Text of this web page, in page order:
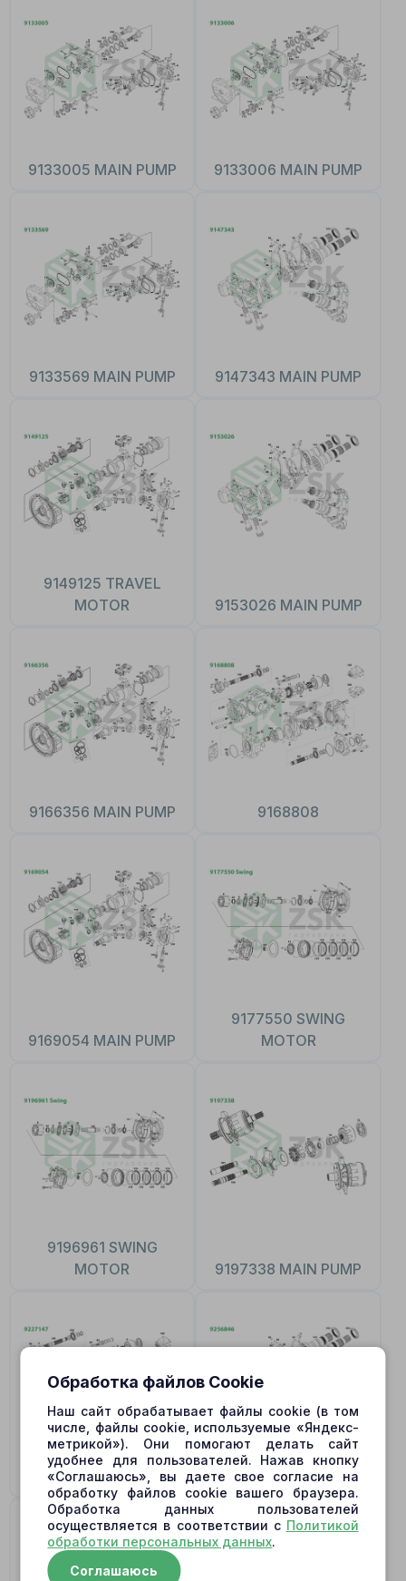
9133005 MAIN PUMP 9133006 MAIN PUMP
9133569 MAIN PUMP 9147343 MAIN PUMP
9149125 TRAVEL
MOTOR
9153026 MAIN PUMP
9166356 MAIN PUMP 9168808
9169054 MAIN PUMP
9177550 SWING
MOTOR
9196961 SWING
MOTOR
9197338 MAIN PUMP
9227147 9256846 MAIN PUMP
Обработка файлов Cookie
Наш сайт обрабатывает файлы cookie (в том
числе, файлы cookie, используемые «Яндекс-
метрикой»). Они помогают делать сайт
удобнее для пользователей. Нажав кнопку
«Соглашаюсь», вы даете свое согласие на
обработку файлов cookie вашего браузера.
Обработка данных пользователей
осуществляется в соответствии с Политикой
обработки персональных данных.
Соглашаюсь